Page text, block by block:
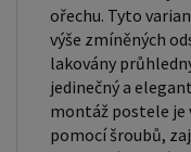
jednotlivce, kteří
standardní
160x200 cm a
standardní pro
nákupem postele
ořechu. Tyto
výše zmíněných
lakovány
jedinečný a
montáž postele je
pomocí šroubů,